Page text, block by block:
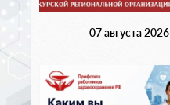
07 августа 2026